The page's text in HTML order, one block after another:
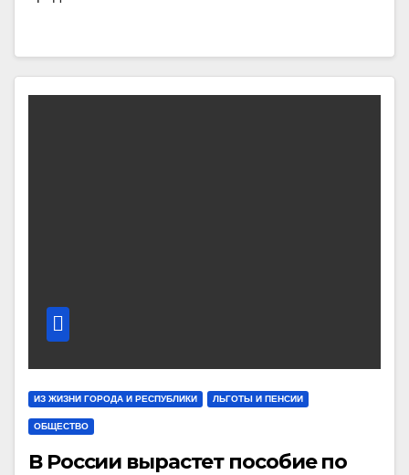
ИЗ ЖИЗНИ ГОРОДА И РЕСПУБЛИКИ ЛЬГОТЫ И ПЕНСИИ
ОБЩЕСТВО
В России вырастет пособие по